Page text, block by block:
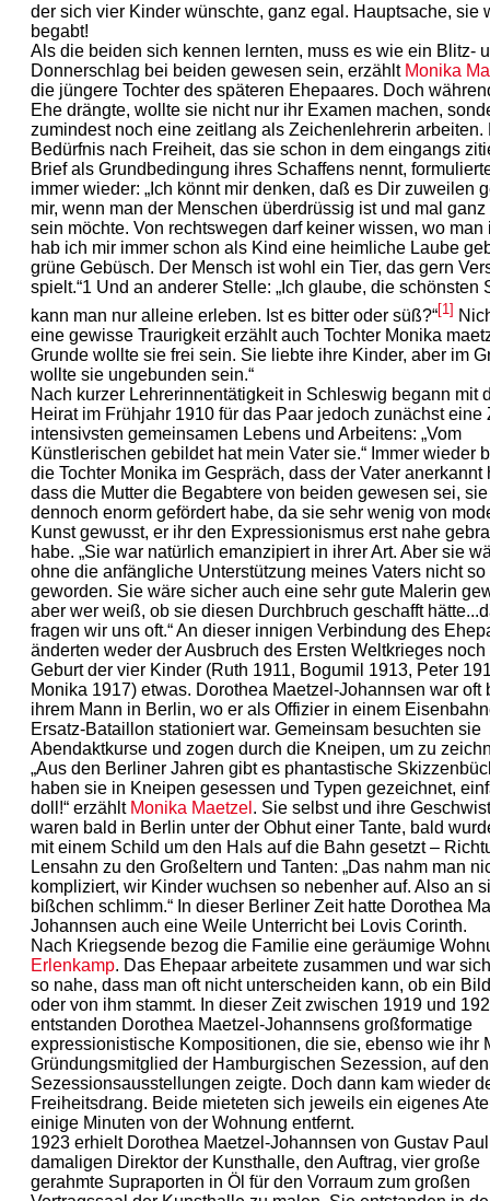
der sich vier Kinder wünschte, ganz egal. Hauptsache, sie
begabt!
Als die beiden sich kennen lernten, muss es wie ein Blitz-
Donnerschlag bei beiden gewesen sein, erzählt Monika
die jüngere Tochter des späteren Ehepaares. Doch
Ehe drängte, wollte sie nicht nur ihr Examen machen,
zumindest noch eine zeitlang als Zeichenlehrerin arbeiten.
Bedürfnis nach Freiheit, das sie schon in dem eingangs
Brief als Grundbedingung ihres Schaffens nennt,
immer wieder: „Ich könnt mir denken, daß es Dir zuweilen
mir, wenn man der Menschen überdrüssig ist und mal
sein möchte. Von rechtswegen darf keiner wissen, wo man
hab ich mir immer schon als Kind eine heimliche Laube
grüne Gebüsch. Der Mensch ist wohl ein Tier, das gern
spielt.“1 Und an anderer Stelle: „Ich glaube, die schönsten
kann man nur alleine erleben. Ist es bitter oder süß?“ [1]
eine gewisse Traurigkeit erzählt auch Tochter Monika
Grunde wollte sie frei sein. Sie liebte ihre Kinder, aber im
wollte sie ungebunden sein.“
Nach kurzer Lehrerinnentätigkeit in Schleswig begann mit
Heirat im Frühjahr 1910 für das Paar jedoch zunächst eine
intensivsten gemeinsamen Lebens und Arbeitens: „Vom
Künstlerischen gebildet hat mein Vater sie.“ Immer wieder
die Tochter Monika im Gespräch, dass der Vater anerkannt
dass die Mutter die Begabtere von beiden gewesen sei,
dennoch enorm gefördert habe, da sie sehr wenig von
Kunst gewusst, er ihr den Expressionismus erst nahe
habe. „Sie war natürlich emanzipiert in ihrer Art. Aber sie
ohne die anfängliche Unterstützung meines Vaters nicht so
geworden. Sie wäre sicher auch eine sehr gute Malerin
aber wer weiß, ob sie diesen Durchbruch geschafft
fragen wir uns oft.“ An dieser innigen Verbindung des
änderten weder der Ausbruch des Ersten Weltkrieges noch
Geburt der vier Kinder (Ruth 1911, Bogumil 1913, Peter
Monika 1917) etwas. Dorothea Maetzel-Johannsen war oft
ihrem Mann in Berlin, wo er als Offizier in einem
Ersatz-Bataillon stationiert war. Gemeinsam besuchten sie
Abendaktkurse und zogen durch die Kneipen, um zu
„Aus den Berliner Jahren gibt es phantastische
haben sie in Kneipen gesessen und Typen gezeichnet,
doll!“ erzählt Monika Maetzel . Sie selbst und ihre
waren bald in Berlin unter der Obhut einer Tante, bald
mit einem Schild um den Hals auf die Bahn gesetzt –
Lensahn zu den Großeltern und Tanten: „Das nahm man
kompliziert, wir Kinder wuchsen so nebenher auf. Also an
bißchen schlimm.“ In dieser Berliner Zeit hatte Dorothea
Johannsen auch eine Weile Unterricht bei Lovis Corinth.
Nach Kriegsende bezog die Familie eine geräumige
Erlenkamp. Das Ehepaar arbeitete zusammen und war
so nahe, dass man oft nicht unterscheiden kann, ob ein
oder von ihm stammt. In dieser Zeit zwischen 1919 und
entstanden Dorothea Maetzel-Johannsens großformatige
expressionistische Kompositionen, die sie, ebenso wie ihr
Gründungsmitglied der Hamburgischen Sezession, auf
Sezessionsausstellungen zeigte. Doch dann kam wieder
Freiheitsdrang. Beide mieteten sich jeweils ein eigenes
einige Minuten von der Wohnung entfernt.
1923 erhielt Dorothea Maetzel-Johannsen von Gustav
damaligen Direktor der Kunsthalle, den Auftrag, vier große
gerahmte Supraporten in Öl für den Vorraum zum großen